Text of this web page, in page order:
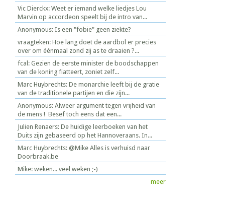
Vic Dierckx: Weet er iemand welke liedjes Lou
Marvin op accordeon speelt bij de intro van...
Anonymous: Is een "fobie" geen ziekte?
vraagteken: Hoe lang doet de aardbol er precies
over om éénmaal zond zij as te draaien ?...
fcal: Gezien de eerste minister de boodschappen
van de koning fiatteert, zoniet zelf...
Marc Huybrechts: De monarchie leeft bij de gratie
van de traditionele partijen en die zijn...
Anonymous: Alweer argument tegen vrijheid van
de mens ! Besef toch eens dat een...
Julien Renaers: De huidige leerboeken van het
Duits zijn gebaseerd op het Hannoveraans. In...
Marc Huybrechts: @Mike Alles is verhuisd naar
Doorbraak.be
Mike: weken... veel weken ;-)
meer